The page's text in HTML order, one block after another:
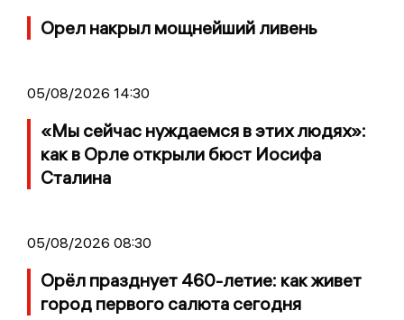
Орел накрыл мощнейший ливень
05/08/2026 14:30
«Мы сейчас нуждаемся в этих людях»:
как в Орле открыли бюст Иосифа
Сталина
05/08/2026 08:30
Орёл празднует 460-летие: как живет
город первого салюта сегодня